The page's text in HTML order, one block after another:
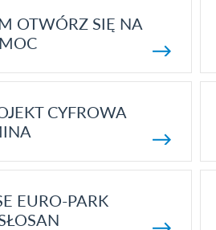
OTWÓRZ SIĘ NA
CYFROWA
EURO-PARK